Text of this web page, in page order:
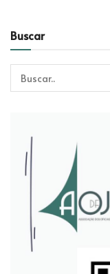
Buscar